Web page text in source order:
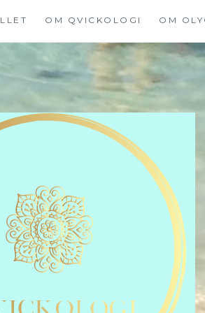
OM QVICKOLOGI OM